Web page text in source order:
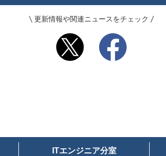
更新情報や関連ニュースをチェック
ITエンジニア分室